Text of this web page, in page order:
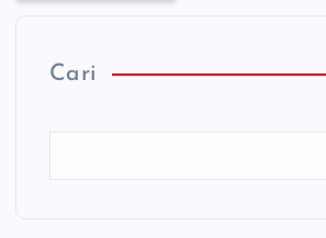
Cari